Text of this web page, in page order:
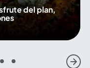
del plan,
4 5